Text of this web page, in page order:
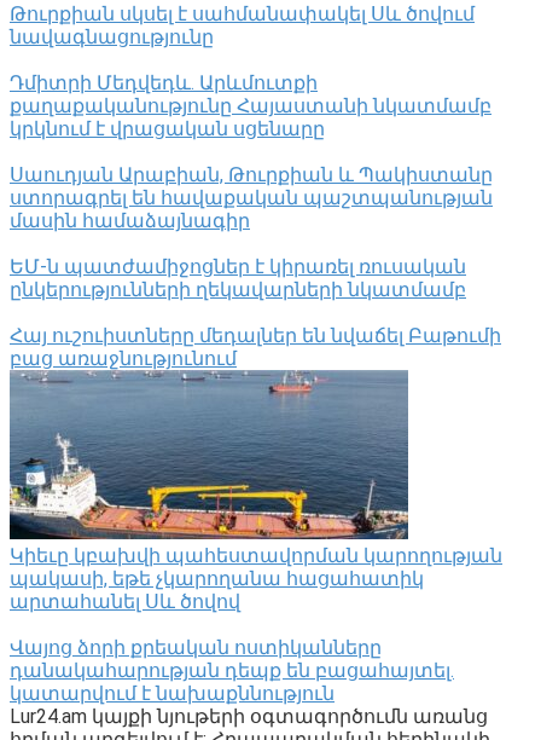
Թուրքիան սկսել է սահմանափակել Սև ծովում
նավագնացությունը
Դմիտրի Մեդվեդև. Արևմուտքի
քաղաքականությունը Հայաստանի նկատմամբ
կրկնում է վրացական սցենարը
Սաուդյան Արաբիան, Թուրքիան և Պակիստանը
ստորագրել են հավաքական պաշտպանության
մասին համաձայնագիր
ԵՄ-ն պատժամիջոցներ է կիրառել ռուսական
ընկերությունների ղեկավարների նկատմամբ
Հայ ուշուիստները մեդալներ են նվաճել Բաթումի
բաց առաջնությունում
Կիեւը կբախվի պահեստավորման կարողության
պակասի, եթե չկարողանա հացահատիկ
արտահանել Սև ծովով
Վայոց ձորի քրեական ոստիկանները
դանակահարության դեպք են բացահայտել․
կատարվում է նախաքննություն
Lur24.am կայքի նյութերի օգտագործումն առանց